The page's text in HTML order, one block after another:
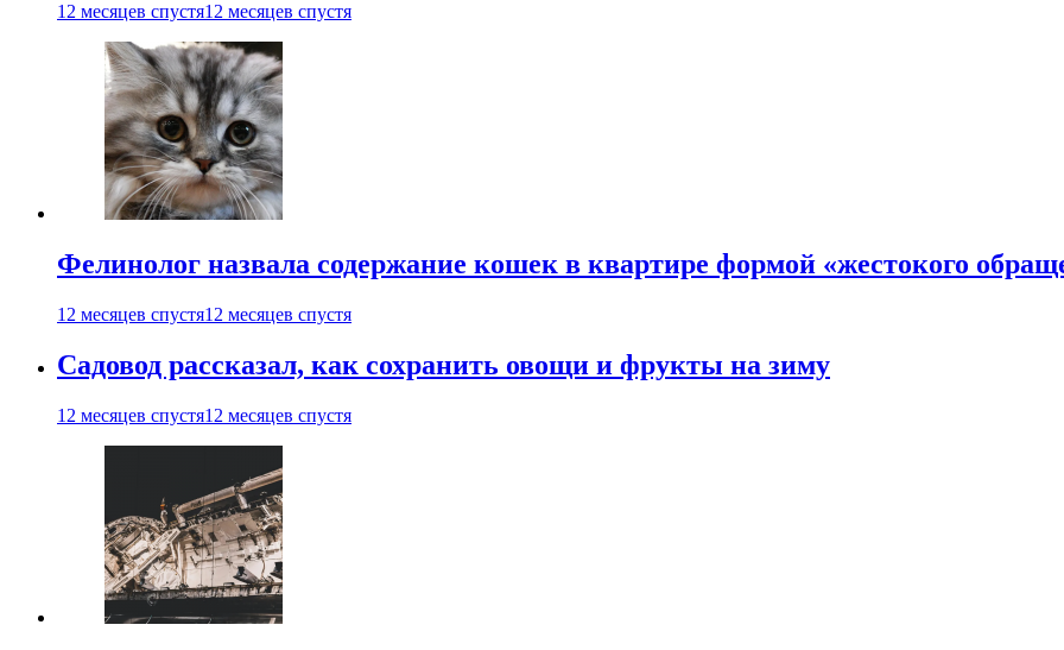
12 месяцев спустя12 месяцев спустя
Фелинолог назвала содержание кошек в квартире формой «жестокого
12 месяцев спустя12 месяцев спустя
Садовод рассказал, как сохранить овощи и фрукты на зиму
12 месяцев спустя12 месяцев спустя